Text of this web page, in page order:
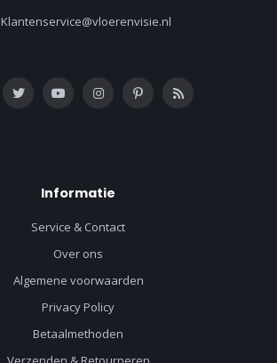
Klantenservice@vloerenvisie.nl
Informatie
Service & Contact
Over ons
Algemene voorwaarden
Privacy Policy
Betaalmethoden